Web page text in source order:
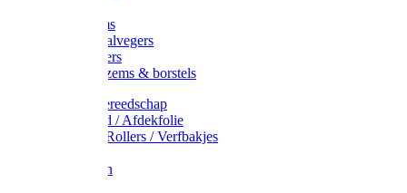
Gootbezems
Kamer-/Zaalvegers
Vloertrekkers
Onkruidbezems & borstels
Schildersgereedschap
Afplakband / Afdekfolie
Kwasten / Rollers / Verfbakjes
Afdekfoliën